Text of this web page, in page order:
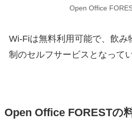
Open Office
Wi-Fiは無料利用可能で、飲み
制のセルフサービスとなってい
Open Office FORESTの